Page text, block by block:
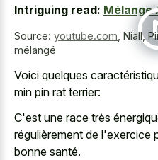
Intriguing read: Mélange
Source: youtube.com Niall,
mélangé
Voici quelques
min pin rat terrier:
C'est une race très
régulièrement de l'exercice
bonne santé.